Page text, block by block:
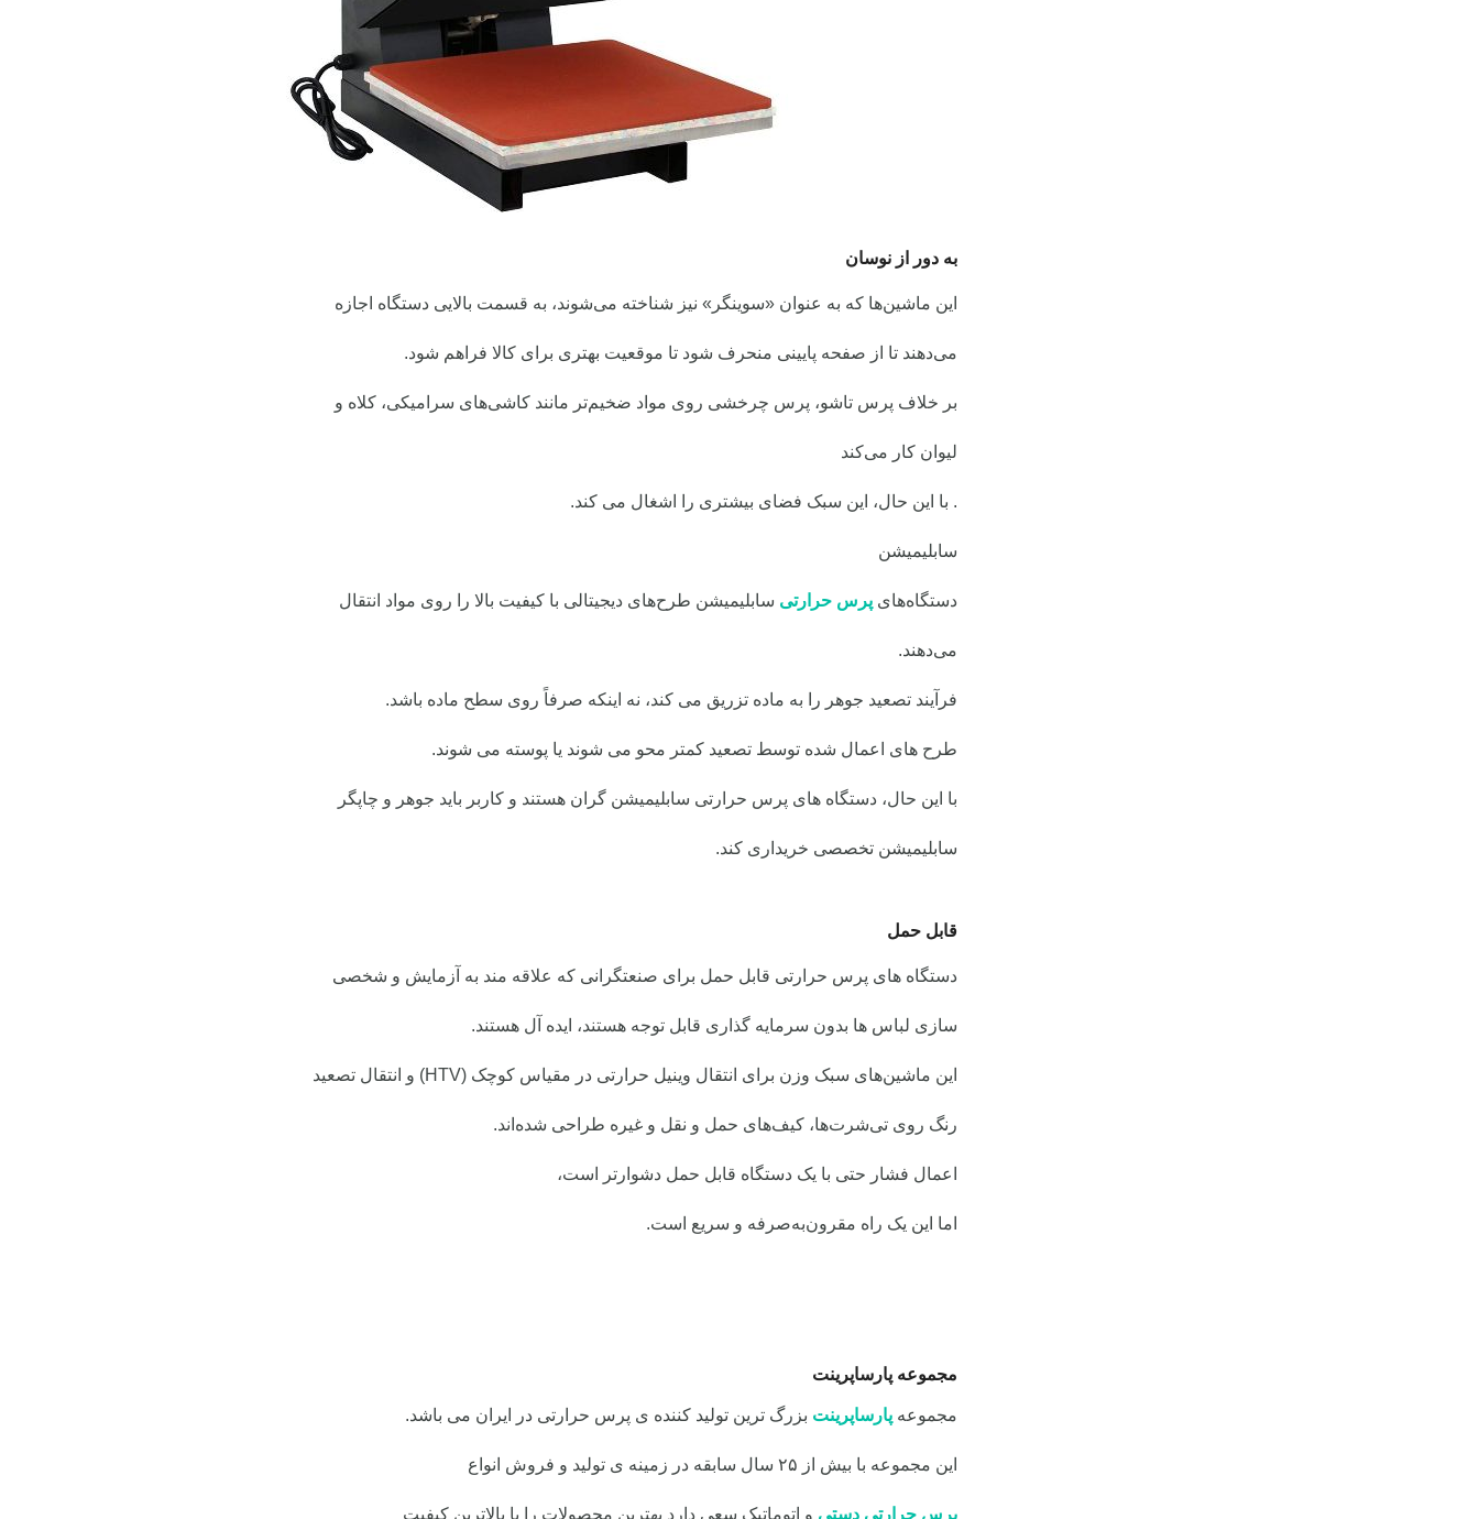
به دور از نوسان
این ماشین‌ها که به عنوان «سوینگر» نیز شناخته می‌شوند، به قسمت بالایی دستگاه اجازه
می‌دهند تا از صفحه پایینی منحرف شود تا موقعیت بهتری برای کالا فراهم شود.
بر خلاف پرس تاشو، پرس چرخشی روی مواد ضخیم‌تر مانند کاشی‌های سرامیکی، کلاه و
لیوان کار می‌کند
. با این حال، این سبک فضای بیشتری را اشغال می کند.
سابلیمیشن
دستگاه‌هایپرس حرارتی سابلیمیشن طرح‌های دیجیتالی با کیفیت بالا را روی مواد انتقال
می‌دهند.
فرآیند تصعید جوهر را به ماده تزریق می کند، نه اینکه صرفاً روی سطح ماده باشد.
طرح های اعمال شده توسط تصعید کمتر محو می شوند یا پوسته می شوند.
با این حال، دستگاه های پرس حرارتی سابلیمیشن گران هستند و کاربر باید جوهر و چاپگر
سابلیمیشن تخصصی خریداری کند.
قابل حمل
دستگاه های پرس حرارتی قابل حمل برای صنعتگرانی که علاقه مند به آزمایش و شخصی
سازی لباس ها بدون سرمایهگذاری قابل توجه هستند، ایده آل هستند.
این ماشین‌های سبک وزن برای انتقال وینیل حرارتی در مقیاس کوچک (HTV) و انتقال تصعید
رنگ روی تی‌شرت‌ها، کیف‌های حمل و نقل و غیره طراحی شده‌اند.
اعمال فشار حتی با یک دستگاه قابل حمل دشوارتر است،
اما این یک راه مقرون‌به‌صرفه و سریع است.
مجموعه پارساپرینت
مجموعهپارساپرینت بزرگ ترین تولید کننده ی پرس حرارتی در ایران می باشد.
این مجموعه با بیش از ۲۵ سال سابقه در زمینه ی تولید و فروش انواع
پرس حرارتی دستی و اتوماتیک سعی دارد بهترین محصولات را با بالاترین کیفیت